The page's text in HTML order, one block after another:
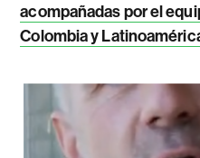
acompañadas por el
Colombia y